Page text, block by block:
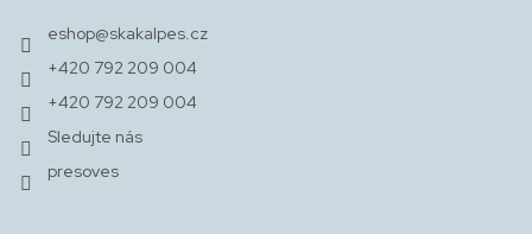
eshop@skakalpes.cz
+420 792 209 004
+420 792 209 004
Sledujte nás
presoves